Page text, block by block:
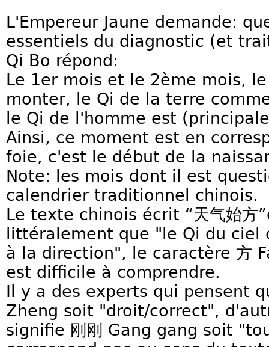
L'Empereur Jaune demande:
essentiels du diagnostic (et
Qi Bo répond:
Le 1er mois et le 2ème mois,
monter, le Qi de la terre
le Qi de l'homme est
Ainsi, ce moment est en
foie, c'est le début de la
Note: les mois dont il est
calendrier traditionnel chinois.
Le texte chinois écrit “天气始方
littéralement que "le Qi du ciel
à la direction", le caractère 方
est difficile à comprendre.
Il y a des experts qui pensent
Zheng soit "droit/correct",
signifie 刚刚 Gang gang soit